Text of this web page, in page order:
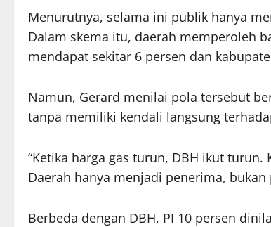
Menurutnya, selama ini publik hanya
Dalam skema itu, daerah memperoleh
mendapat sekitar 6 persen dan
Namun, Gerard menilai pola tersebut
tanpa memiliki kendali langsung
“Ketika harga gas turun, DBH ikut
Daerah hanya menjadi penerima, bukan
Berbeda dengan DBH, PI 10 persen